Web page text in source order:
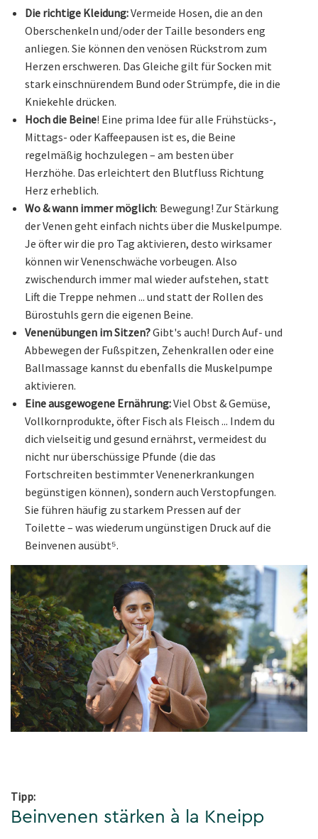
Die richtige Kleidung:Vermeide Hosen, die an den
Oberschenkeln und/oder der Taille besonders eng
anliegen. Sie können den venösen Rückstrom zum
Herzen erschweren. Das Gleiche gilt für Socken mit
stark einschnürendem Bund oder Strümpfe, die in die
Kniekehle drücken.
Hoch die Beine! Eine prima Idee für alle Frühstücks-,
Mittags- oder Kaffeepausen ist es, die Beine
regelmäßig hochzulegen – am besten über
Herzhöhe. Das erleichtert den Blutfluss Richtung
Herz erheblich.
Wo & wann immer möglich: Bewegung! Zur Stärkung
der Venen geht einfach nichts über die Muskelpumpe.
Je öfter wir die pro Tag aktivieren, desto wirksamer
können wir Venenschwäche vorbeugen. Also
zwischendurch immer mal wieder aufstehen, statt
Lift die Treppe nehmen ... und statt der Rollen des
Bürostuhls gern die eigenen Beine.
Venenübungen im Sitzen?Gibt's auch! Durch Auf- und
Abbewegen der Fußspitzen, Zehenkrallen oder eine
Ballmassage kannst du ebenfalls die Muskelpumpe
aktivieren.
Eine ausgewogene Ernährung:Viel Obst & Gemüse,
Vollkornprodukte, öfter Fisch als Fleisch ... Indem du
dich vielseitig und gesund ernährst, vermeidest du
nicht nur überschüssige Pfunde (die das
Fortschreiten bestimmter Venenerkrankungen
begünstigen können), sondern auch Verstopfungen.
Sie führen häufig zu starkem Pressen auf der
Toilette – was wiederum ungünstigen Druck auf die
Beinvenen ausübt⁵.
Tipp:
Beinvenen stärken à la Kneipp